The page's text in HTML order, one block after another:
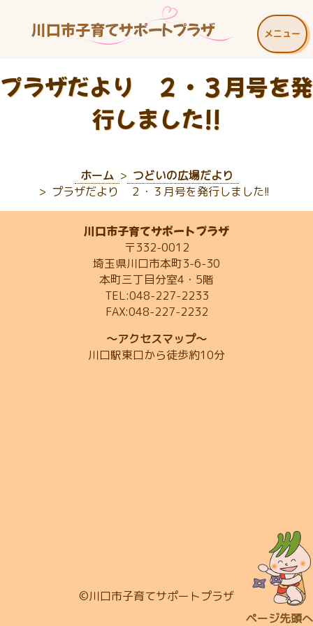
プラザだより ２・３月号を発
行しました!!
ホーム
つどいの広場だより
プラザだより ２・３月号を発行しました!!
メニュー
川口市子育てサポートプラザ
〒332-0012
埼玉県川口市本町3-6-30
本町三丁目分室4・5階
TEL:048-227-2233
FAX:048-227-2232
～アクセスマップ～
川口駅東口から徒歩約10分
©川口市子育てサポートプラザ
ページ先頭へ